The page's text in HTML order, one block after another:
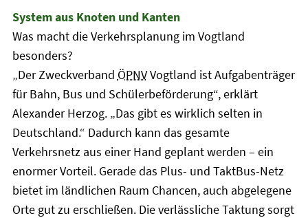
System aus Knoten und Kanten
Was macht die Verkehrsplanung im Vogtland
besonders?
„Der Zweckverband ÖPNVVogtland ist Aufgabenträger
für Bahn, Bus und Schülerbeförderung“, erklärt
Alexander Herzog. „Das gibt es wirklich selten in
Deutschland.“ Dadurch kann das gesamte
Verkehrsnetz aus einer Hand geplant werden – ein
enormer Vorteil. Gerade das Plus- und TaktBus-Netz
bietet im ländlichen Raum Chancen, auch abgelegene
Orte gut zu erschließen. Die verlässliche Taktung sorgt